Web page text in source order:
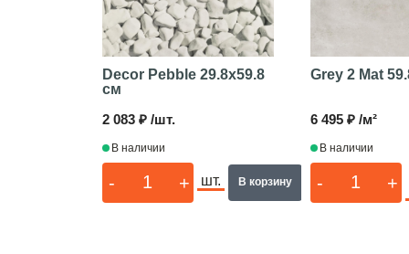
Decor Pebble 29.8x59.8
см
2 083 ₽ /шт.
В наличии
- + шт. В корзину
Grey 2 Mat
6 495 ₽ /м²
В наличии
- +